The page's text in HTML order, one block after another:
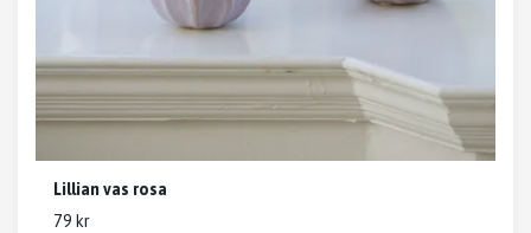
Lillian vas rosa
79 kr